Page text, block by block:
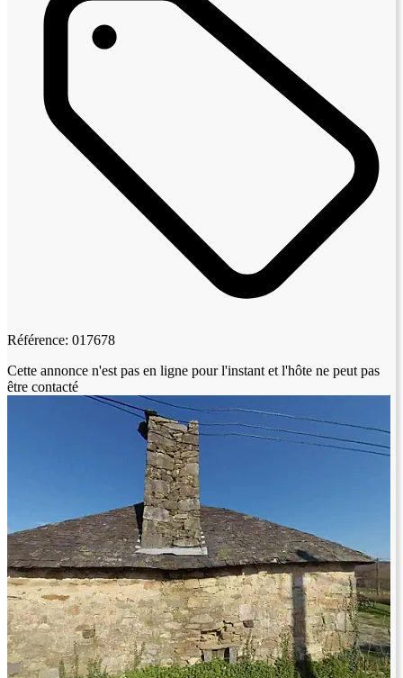
Référence: 017678
Cette annonce n'est pas en ligne pour l'instant et l'hôte ne peut pas
être contacté